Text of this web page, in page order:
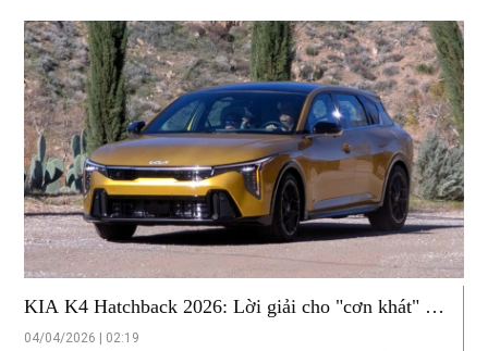
KIA K4 Hatchback 2026: Lời giải cho "cơn khát" xe
gia đình đa năng với mức giá dưới 800 triệu đồng
04/04/2026 | 02:19